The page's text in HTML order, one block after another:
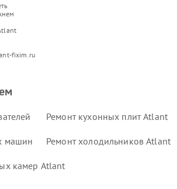
fixim.ru
Ремонт кухонных плит Atlant
машин
Ремонт холодильников Atlant
камер Atlant